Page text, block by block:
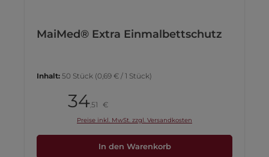
MaiMed® Extra Einmalbettschutz
Inhalt: 50 Stück (0,69 € / 1 Stück)
34,51 €
Preise inkl. MwSt. zzgl. Versandkosten
In den Warenkorb